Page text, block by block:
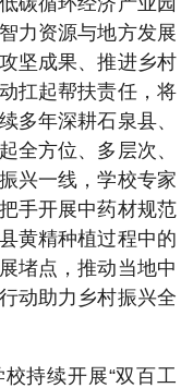
力资源与地方发展
坚成果、推进乡村
扛起帮扶责任，将
多年深耕石泉县、
全方位、多层次、
兴一线，学校专家
手开展中药材规范
黄精种植过程中的
堵点，推动当地中
动助力乡村振兴全
持续开展“双百工